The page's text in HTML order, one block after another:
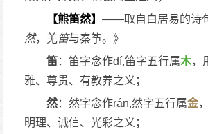
【熊笛然】——取自白居易的诗
然，羌笛与秦筝。》
笛：笛字念作dí,笛字五行属木，
雅、尊贵、有教养之义；
然：然字念作rán,然字五行属金
明理、诚信、光彩之义；